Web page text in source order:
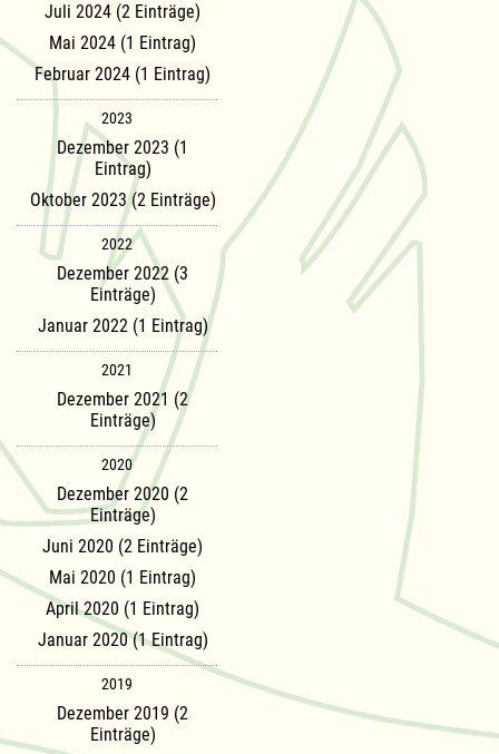
Juli 2024 (2 Einträge)
Mai 2024 (1 Eintrag)
Februar 2024 (1 Eintrag)
2023
Dezember 2023 (1
Eintrag)
Oktober 2023 (2 Einträge)
2022
Dezember 2022 (3
Einträge)
Januar 2022 (1 Eintrag)
2021
Dezember 2021 (2
Einträge)
2020
Dezember 2020 (2
Einträge)
Juni 2020 (2 Einträge)
Mai 2020 (1 Eintrag)
April 2020 (1 Eintrag)
Januar 2020 (1 Eintrag)
2019
Dezember 2019 (2
Einträge)